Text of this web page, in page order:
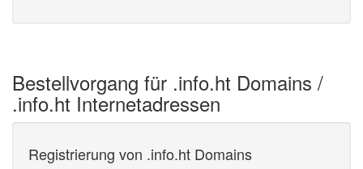
Bestellvorgang für .info.ht Domains /
.info.ht Internetadressen
Registrierung von .info.ht Domains